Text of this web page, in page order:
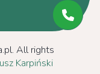
All rights
Karpiński